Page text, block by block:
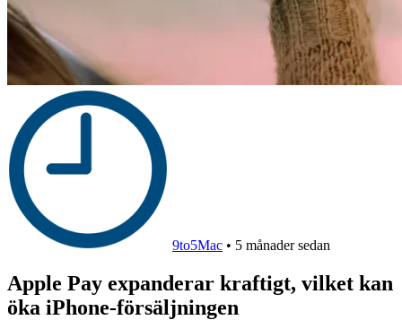
9to5Mac • 5 månader sedan
Apple Pay expanderar kraftigt, vilket kan
öka iPhone-försäljningen